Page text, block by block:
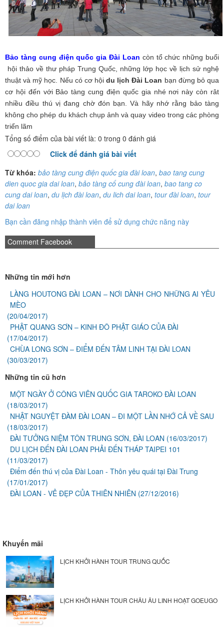
Bảo tàng cung điện quốc gia Đài Loan còn tổ chức những buổi
hội thảo về thư pháp Trung Quốc, những lớp học về lịch sử nghệ
thuật và mỹ học. Nếu có cơ hộidu lịch Đài Loan bạn đừng bỏ qua
cơ hội đến với Bảo tàng cung điện quốc gia nhé nơi này còn rât
nhiều điều thú vị đang chờ đón bạn. Và hãy nhớ rằng bảo tàng
không cho phép du khách chụp ảnh và quay video trong các phòng
triển lãm
Tổng số điểm của bài viết là: 0 trong 0 đánh giá
Click để đánh giá bài viết
Từ khóa: bảo tàng cung điện quốc gia đài loan, bao tang cung
dien quoc gia dai loan, bảo tàng cố cung đài loan, bao tang co
cung dai loan, du lịch đài loan, du lich dai loan, tour đài loan, tour
dai loan
Bạn cần đăng nhập thành viên để sử dụng chức năng này
Comment Facebook
Những tin mới hơn
LÀNG HOUTONG ĐÀI LOAN – NƠI DÀNH CHO NHỮNG AI YÊU
MÈO
(20/04/2017)
PHẬT QUANG SƠN – KINH ĐÔ PHẬT GIÁO CỦA ĐÀI
(17/04/2017)
CHÙA LONG SƠN – ĐIỂM ĐẾN TÂM LINH TẠI ĐÀI LOAN
(30/03/2017)
Những tin cũ hơn
MỘT NGÀY Ở CÔNG VIÊN QUỐC GIA TAROKO ĐÀI LOAN
(18/03/2017)
NHẬT NGUYỆT ĐÀM ĐÀI LOAN – ĐI MỘT LẦN NHỚ CẢ VỀ SAU
(18/03/2017)
ĐÀI TƯỞNG NIỆM TÔN TRUNG SƠN, ĐÀI LOAN (16/03/2017)
DU LỊCH ĐẾN ĐÀI LOAN PHẢI ĐẾN THÁP TAIPEI 101
(11/03/2017)
Điểm đến thú vị của Đài Loan - Thôn yêu quái tại Đài Trung
(17/01/2017)
ĐÀI LOAN - VẺ ĐẸP CỦA THIÊN NHIÊN (27/12/2016)
Khuyến mãi
LỊCH KHỞI HÀNH TOUR TRUNG QUỐC
LỊCH KHỞI HÀNH TOUR CHÂU ÂU LINH HOẠT GOEUGO